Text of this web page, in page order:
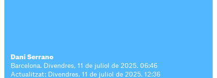
Dani Serrano
Barcelona. Divendres, 11 de juliol de 2025. 06:46
Actualitzat: Divendres, 11 de juliol de 2025. 12:36